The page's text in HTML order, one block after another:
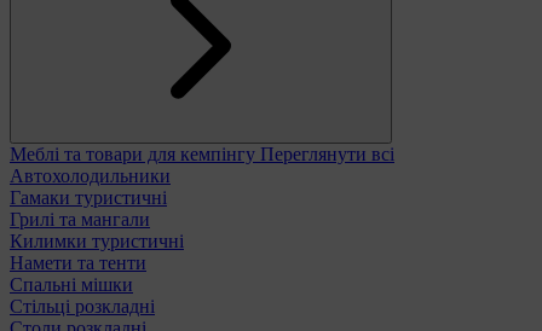
Меблі та товари для кемпінгу Переглянути всі
Автохолодильники
Гамаки туристичні
Грилі та мангали
Килимки туристичні
Намети та тенти
Спальні мішки
Стільці розкладні